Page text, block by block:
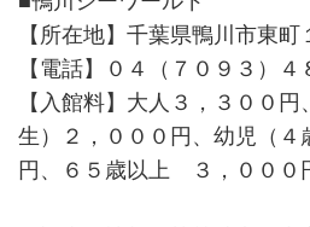
【所在地】千葉県鴨川市東町
【電話】０４（７０９３）４
【入館料】大人３，３００
生）２，０００円、幼児（４
円、６５歳以上 ３，０００